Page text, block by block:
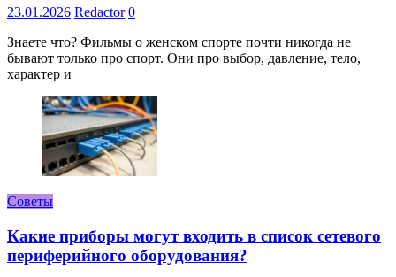
23.01.2026 Redactor 0
Знаете что? Фильмы о женском спорте почти никогда не
бывают только про спорт. Они про выбор, давление, тело,
характер и
Советы
Какие приборы могут входить в список сетевого
периферийного оборудования?